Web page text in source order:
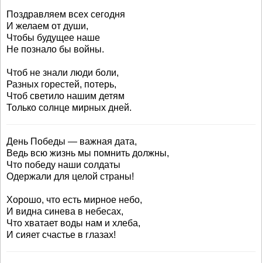
Поздравляем всех сегодня
И желаем от души,
Чтобы будущее наше
Не познало бы войны.
Чтоб не знали люди боли,
Разных горестей, потерь,
Чтоб светило нашим детям
Только солнце мирных дней.
День Победы — важная дата,
Ведь всю жизнь мы помнить должны,
Что победу наши солдаты
Одержали для целой страны!
Хорошо, что есть мирное небо,
И видна синева в небесах,
Что хватает воды нам и хлеба,
И сияет счастье в глазах!